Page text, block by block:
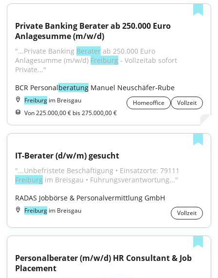
Private Banking Berater ab 250.000 Euro
Anlagesumme (m/w/d)
"...Private Banking Berater ab 250.000 Euro
Anlagesumme (m/w/d) Freiburg - Vollzeitab sofort
Private..."
BCR Personalberatung Manuel Neuschäfer-Rube
Freiburg im Breisgau Homeoffice
Vollzeit
Von 225.000,00 € bis 275.000,00 €
IT-Berater (d/w/m) gesucht
Freiburg im Breisgau • Führungsverantwortung..."
RADAS Jobbörse & Personalvermittlung GmbH
Freiburg im Breisgau Vollzeit
Personalberater (m/w/d) HR Consultant & Job
Placement